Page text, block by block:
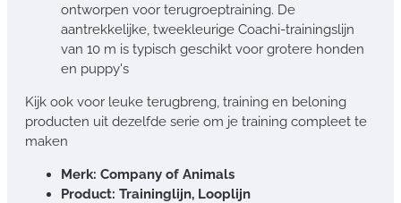
ontworpen voor terugroeptraining. De
aantrekkelijke, tweekleurige Coachi-trainingslijn
van 10 m is typisch geschikt voor grotere honden
en puppy's
Kijk ook voor leuke terugbreng, training en beloning
producten uit dezelfde serie om je training compleet te
maken
Merk: Company of Animals
Product: Traininglijn, Looplijn